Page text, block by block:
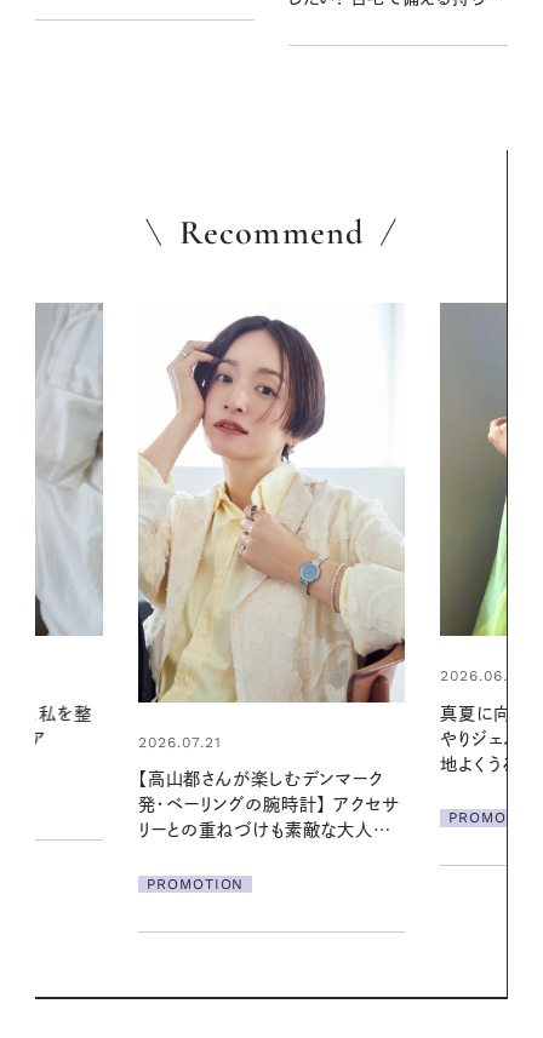
Recommend
2026.06.01
やりジェルと出合う。暑い季節に心
ア
PROMOTION
2026.06.01
お出かけ前
の一日。汗ば
に過ごす私